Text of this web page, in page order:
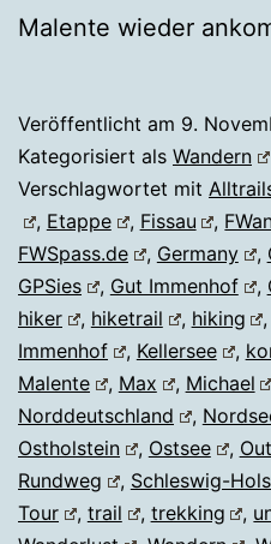
Malente wieder
Veröffentlicht am 9.
Kategorisiert als Wandern
Verschlagwortet mit
, Etappe , Fissau ,
FWSpass.de
, Germany ,
GPSies
, Gut Immenhof ,
hiker
, hiketrail , hiking ,
Immenhof
, Kellersee ,
Malente
, Max , Michael
Norddeutschland
,
Ostholstein
, Ostsee ,
Rundweg
, Schleswig-
Tour
, trail , trekking ,